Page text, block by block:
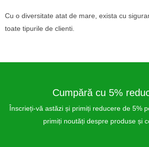
Cu o diversitate atat de mare, exista cu
toate tipurile de clienti.
Cumpără cu 5%
Înscrieți-vă astăzi și primiți reducere de 5%
primiți noutăți despre produse și